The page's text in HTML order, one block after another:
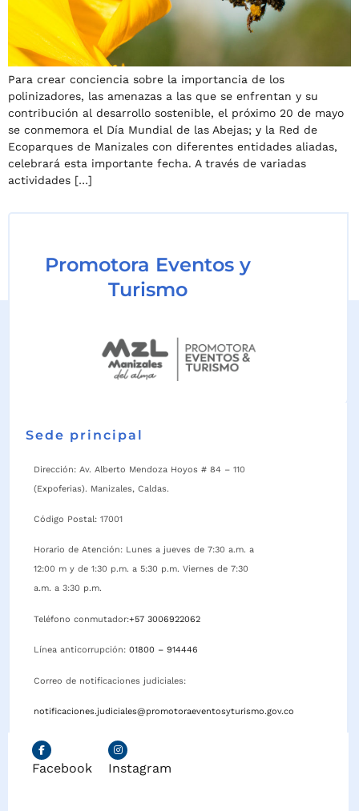
Para crear conciencia sobre la importancia de los
polinizadores, las amenazas a las que se enfrentan y su
contribución al desarrollo sostenible, el próximo 20 de mayo
se conmemora el Día Mundial de las Abejas; y la Red de
Ecoparques de Manizales con diferentes entidades aliadas,
celebrará esta importante fecha. A través de variadas
actividades […]
Promotora Eventos y
Turismo
Sede principal
Dirección: Av. Alberto Mendoza Hoyos # 84 – 110
(Expoferias). Manizales, Caldas.
Código Postal: 17001
Horario de Atención: Lunes a jueves de 7:30 a.m. a
12:00 m y de 1:30 p.m. a 5:30 p.m. Viernes de 7:30
a.m. a 3:30 p.m.
Teléfono conmutador:+57 3006922062
Línea anticorrupción: 01800 – 914446
Correo de notificaciones judiciales:
notificaciones.judiciales@promotoraeventosyturismo.gov.co
Facebook Instagram